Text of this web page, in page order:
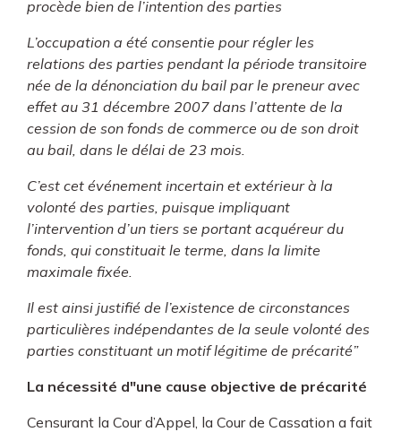
procède bien de l’intention des parties
L’occupation a été consentie pour régler les
relations des parties pendant la période transitoire
née de la dénonciation du bail par le preneur avec
effet au 31 décembre 2007 dans l’attente de la
cession de son fonds de commerce ou de son droit
au bail, dans le délai de 23 mois.
C’est cet événement incertain et extérieur à la
volonté des parties, puisque impliquant
l’intervention d’un tiers se portant acquéreur du
fonds, qui constituait le terme, dans la limite
maximale fixée.
Il est ainsi justifié de l’existence de circonstances
particulières indépendantes de la seule volonté des
parties constituant un motif légitime de précarité”
La nécessité d"une cause objective de précarité
Censurant la Cour d’Appel, la Cour de Cassation a fait